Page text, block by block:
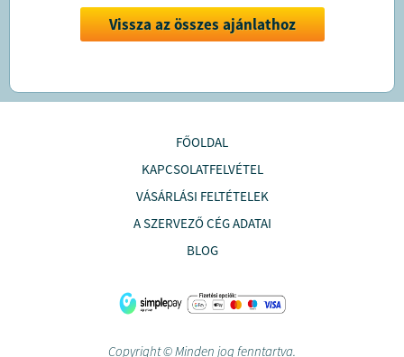
Vissza az összes ajánlathoz
FŐOLDAL
KAPCSOLATFELVÉTEL
VÁSÁRLÁSI FELTÉTELEK
A SZERVEZŐ CÉG ADATAI
BLOG
Copyright © Minden jog fenntartva.